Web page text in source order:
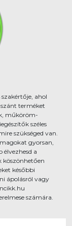
ahol
terméket
műköröm-
széles
szükséged van.
gyorsan,
a
köszönhetően
későbbi
ápolásról vagy
számára.